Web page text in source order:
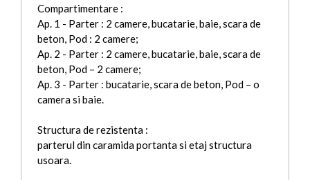
Compartimentare :
Ap. 1 - Parter : 2 camere, bucatarie, baie, scara de
beton, Pod : 2 camere;
Ap. 2 - Parter : 2 camere, bucatarie, baie, scara de
beton, Pod – 2 camere;
Ap. 3 - Parter : bucatarie, scara de beton, Pod – o
camera si baie.
Structura de rezistenta :
parterul din caramida portanta si etaj structura
usoara.